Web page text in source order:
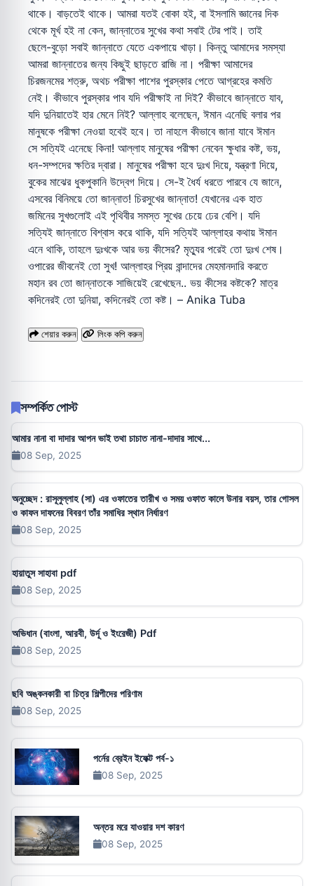
থাকে। বাড়তেই থাকে। আমরা যতই বোকা হই, বা ইসলামি জ্ঞানের দিক
থেকে মূর্খ হই না কেন, জান্নাতের সুখের কথা সবাই টের পাই। তাই
ছেলে-বুড়ো সবাই জান্নাতে যেতে একপায়ে খাড়া। কিন্তু আমাদের সমস্যা
আমরা জান্নাতের জন্য কিছুই ছাড়তে রাজি না। পরীক্ষা আমাদের
চিরজনমের শত্রু, অথচ পরীক্ষা পাশের পুরস্কার পেতে আগ্রহের কমতি
নেই। কীভাবে পুরস্কার পাব যদি পরীক্ষাই না দিই? কীভাবে জান্নাতে যাব,
যদি দুনিয়াতেই হার মেনে নিই? আল্লাহ বলেছেন, ঈমান এনেছি বলার পর
মানুষকে পরীক্ষা নেওয়া হবেই হবে। তা নাহলে কীভাবে জানা যাবে ঈমান
সে সত্যিই এনেছে কিনা! আল্লাহ মানুষের পরীক্ষা নেবেন ক্ষুধার কষ্ট, ভয়,
ধন-সম্পদের ক্ষতির দ্বারা। মানুষের পরীক্ষা হবে দুঃখ দিয়ে, যন্ত্রণা দিয়ে,
বুকের মাঝের ধুকপুকানি উদ্বেগ দিয়ে। সে-ই ধৈর্য ধরতে পারবে যে জানে,
এসবের বিনিময়ে তো জান্নাত! চিরসুখের জান্নাত! যেখানের এক হাত
জমিনের সুখগুলোই এই পৃথিবীর সমস্ত সুখের চেয়ে ঢের বেশি। যদি
সত্যিই জান্নাতে বিশ্বাস করে থাকি, যদি সত্যিই আল্লাহর কথায় ঈমান
এনে থাকি, তাহলে দুঃখকে আর ভয় কীসের? মৃত্যুর পরেই তো দুঃখ শেষ।
ওপারের জীবনেই তো সুখ! আল্লাহর প্রিয় বান্দাদের মেহমানদারি করতে
মহান রব তো জান্নাতকে সাজিয়েই রেখেছেন.. ভয় কীসের কষ্টকে? মাত্র
কদিনেরই তো দুনিয়া, কদিনেরই তো কষ্ট। – Anika Tuba
শেয়ার করুন লিংক কপি করুন
সম্পর্কিত পোস্ট
আমার নানা বা দাদার আপন ভাই তথা চাচাত নানা-দাদার সাথে...
08 Sep, 2025
অনুচ্ছেদ : রাসূলুল্লাহ (সা) এর ওফাতের তারীখ ও সময় ওফাত কালে উনার বয়স, তার গোসল
ও কাফন দাফনের বিবরণ তাঁর সমাধির স্থান নির্ধারণ
08 Sep, 2025
হায়াতুস সাহাবা pdf
08 Sep, 2025
অভিধান (বাংলা, আরবী, উর্দূ ও ইংরেজী) Pdf
08 Sep, 2025
ছবি অঙ্কনকারী বা চিত্র শিল্পীদের পরিণাম
08 Sep, 2025
পর্নের ব্রেইন ইফেক্ট পর্ব-১
08 Sep, 2025
অন্তর মরে যাওয়ার দশ কারণ
08 Sep, 2025